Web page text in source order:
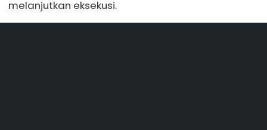
melanjutkan eksekusi.